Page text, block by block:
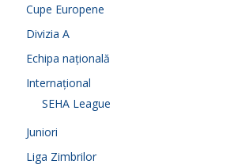
Cupe Europene
Divizia A
Echipa națională
Internațional
SEHA League
Juniori
Liga Zimbrilor